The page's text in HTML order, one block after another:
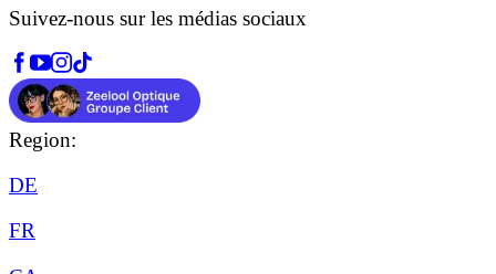
Suivez-nous sur les médias sociaux
Region:
DE
FR